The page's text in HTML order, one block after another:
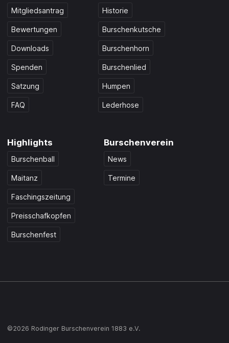
Mitgliedsantrag
Bewertungen
Downloads
Spenden
Satzung
FAQ
Historie
Burschenkutsche
Burschenhorn
Burschenlied
Humpen
Lederhose
Highlights
Burschenball
Maitanz
Faschingszeitung
Preisschafkopfen
Burschenfest
Burschenverein
News
Termine
©2026 Rodinger Burschenverein 1883 e.V.